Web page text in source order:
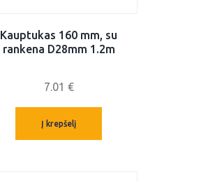
Kauptukas 160 mm, su
rankena D28mm 1.2m
7.01 €
Į krepšelį